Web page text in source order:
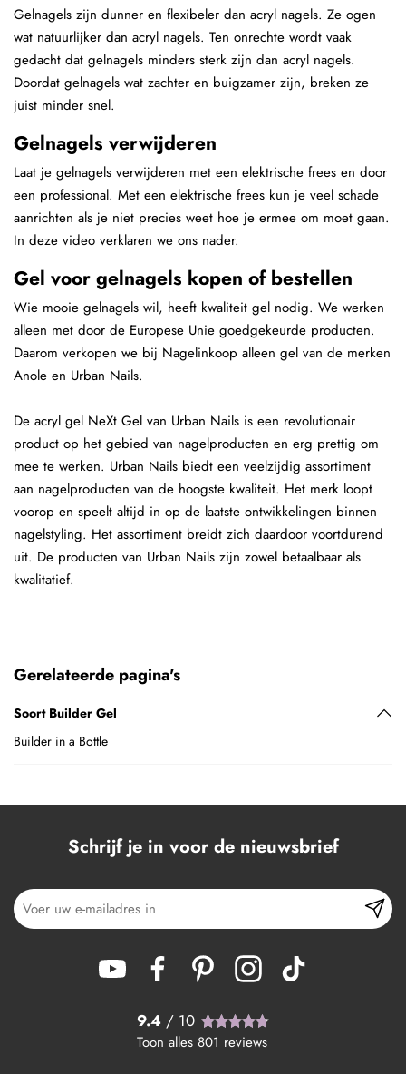
Gelnagels zijn dunner en flexibeler dan acryl nagels. Ze ogen
wat natuurlijker dan acryl nagels. Ten onrechte wordt vaak
gedacht dat gelnagels minders sterk zijn dan acryl nagels.
Doordat gelnagels wat zachter en buigzamer zijn, breken ze
juist minder snel.
Gelnagels verwijderen
Laat je gelnagels verwijderen met een elektrische frees en door
een professional. Met een elektrische frees kun je veel schade
aanrichten als je niet precies weet hoe je ermee om moet gaan.
In deze video verklaren we ons nader.
Gel voor gelnagels kopen of bestellen
Wie mooie gelnagels wil, heeft kwaliteit gel nodig. We werken
alleen met door de Europese Unie goedgekeurde producten.
Daarom verkopen we bij Nagelinkoop alleen gel van de merken
Anole en Urban Nails.
De acryl gel NeXt Gel van Urban Nails is een revolutionair
product op het gebied van nagelproducten en erg prettig om
mee te werken. Urban Nails biedt een veelzijdig assortiment
aan nagelproducten van de hoogste kwaliteit. Het merk loopt
voorop en speelt altijd in op de laatste ontwikkelingen binnen
nagelstyling. Het assortiment breidt zich daardoor voortdurend
uit. De producten van Urban Nails zijn zowel betaalbaar als
kwalitatief.
Gerelateerde pagina's
Soort Builder Gel
Builder in a Bottle
Schrijf je in voor de nieuwsbrief
9.4 / 10
Toon alles 801 reviews